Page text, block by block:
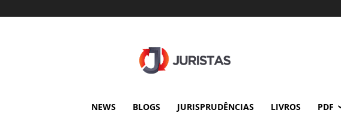
NEWS BLOGS JURISPRUDÊNCIAS LIVROS PDF